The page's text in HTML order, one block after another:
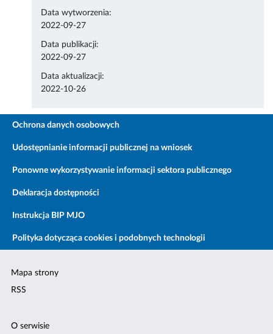
Data wytworzenia:
2022-09-27
Data publikacji:
2022-09-27
Data aktualizacji:
2022-10-26
Ochrona danych osobowych
Udostępnianie informacji publicznej na wniosek
Ponowne wykorzystywanie informacji sektora publicznego
Deklaracja dostępności
Instrukcja BIP MJO
Polityka dotycząca cookies i podobnych technologii
Mapa strony
RSS
O serwisie